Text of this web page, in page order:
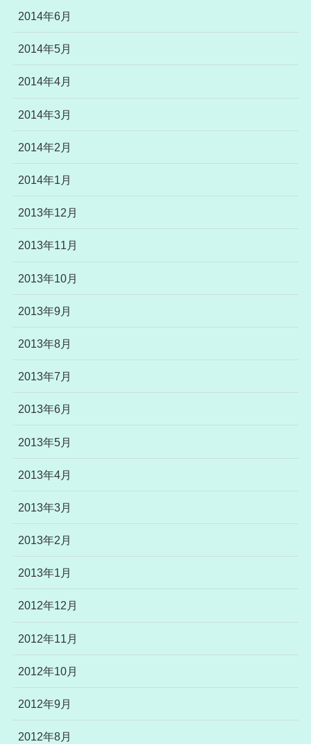
2014年6月
2014年5月
2014年4月
2014年3月
2014年2月
2014年1月
2013年12月
2013年11月
2013年10月
2013年9月
2013年8月
2013年7月
2013年6月
2013年5月
2013年4月
2013年3月
2013年2月
2013年1月
2012年12月
2012年11月
2012年10月
2012年9月
2012年8月